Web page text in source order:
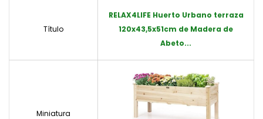
Título
RELAX4LIFE Huerto Urbano terraza
120x43,5x51cm de Madera de
Abeto...
Miniatura